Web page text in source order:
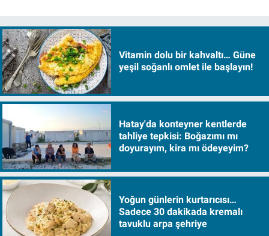
Vitamin dolu bir kahvaltı… Güne
yeşil soğanlı omlet ile başlayın!
Hatay'da konteyner kentlerde
tahliye tepkisi: Boğazımı mı
doyurayım, kira mı ödeyeyim?
Yoğun günlerin kurtarıcısı…
Sadece 30 dakikada kremalı
tavuklu arpa şehriye